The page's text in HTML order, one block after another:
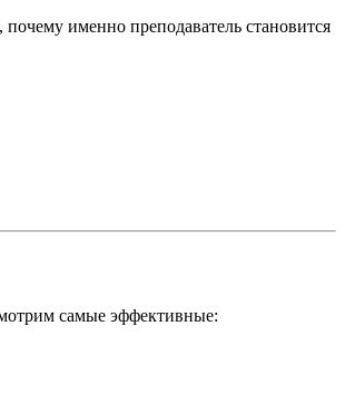
именно преподаватель становится
самые эффективные: